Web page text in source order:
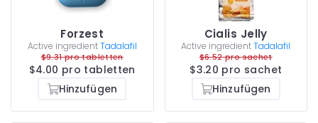
Forzest
Active ingredientTadalafil
$9.31 pro tabletten
$4.00 pro tabletten
Hinzufügen
Cialis Jelly
Active ingredientTadalafil
$6.52 pro sachet
$3.20 pro sachet
Hinzufügen